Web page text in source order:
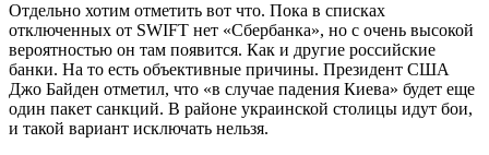
Отдельно хотим отметить вот что. Пока в списках
отключенных от SWIFT нет «Сбербанка», но с очень высокой
вероятностью он там появится. Как и другие российские
банки. На то есть объективные причины. Президент США
Джо Байден отметил, что «в случае падения Киева» будет еще
один пакет санкций. В районе украинской столицы идут бои,
и такой вариант исключать нельзя.